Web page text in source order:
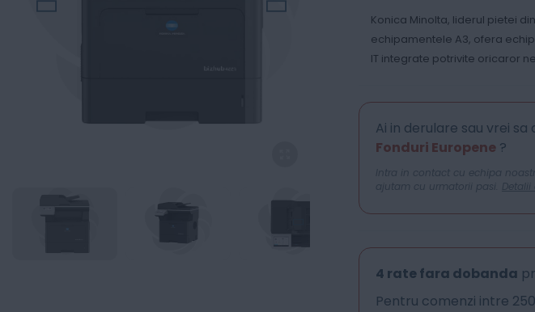
Konica Minolta, liderul pietei
echipamentele A3, ofera
IT integrate potrivite oricaror
Ai in derulare sau vrei
Fonduri Europene?
Intra in contact cu echipa
ajutam cu urmatorii pasi. Detalii
4 rate fara dobanda
Pentru comenzi intre